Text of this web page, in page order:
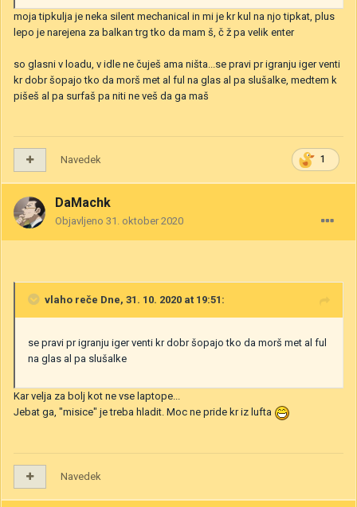
moja tipkulja je neka silent mechanical in mi je kr kul na njo tipkat, plus
lepo je narejena za balkan trg tko da mam š, č ž pa velik enter
so glasni v loadu, v idle ne čuješ ama ništa...se pravi pr igranju iger venti
kr dobr šopajo tko da morš met al ful na glas al pa slušalke, medtem k
pišeš al pa surfaš pa niti ne veš da ga maš
1
Navedek
DaMachk
Objavljeno 31. oktober 2020
vlaho reče Dne, 31. 10. 2020 at 19:51:
se pravi pr igranju iger venti kr dobr šopajo tko da morš met al ful
na glas al pa slušalke
Kar velja za bolj kot ne vse laptope...
Jebat ga, "misice" je treba hladit. Moc ne pride kr iz lufta
Navedek